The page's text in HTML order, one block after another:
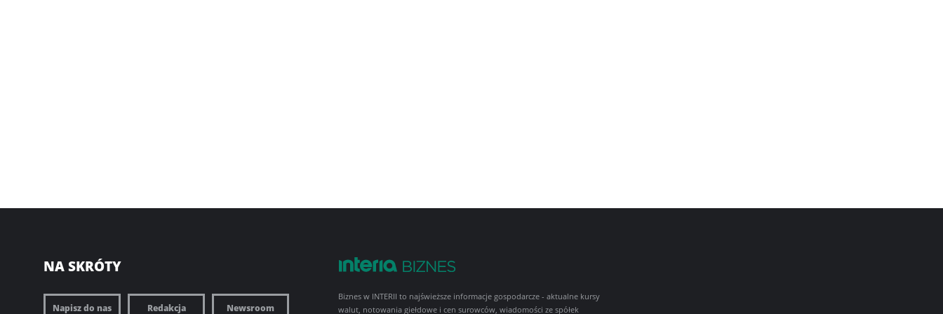
NA SKRÓTY
Napisz do nas Redakcja Newsroom
Biznes w INTERII to najświeższe informacje gospodarcze - aktualne kursy
walut, notowania giełdowe i cen surowców, wiadomości ze spółek